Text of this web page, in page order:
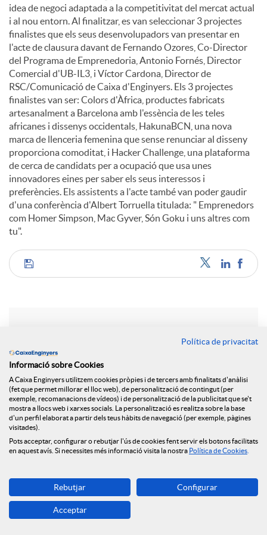
idea de negoci adaptada a la competitivitat del mercat actual
i al nou entorn. Al finalitzar, es van seleccionar 3 projectes
finalistes que els seus desenvolupadors van presentar en
l'acte de clausura davant de Fernando Ozores, Co-Director
del Programa de Emprenedoria, Antonio Fornés, Director
Comercial d'UB-IL3, i Víctor Cardona, Director de
RSC/Comunicació de Caixa d'Enginyers. Els 3 projectes
finalistes van ser: Colors d'Àfrica, productes fabricats
artesanalment a Barcelona amb l'essència de les teles
africanes i dissenys occidentals, HakunaBCN, una nova
marca de llenceria femenina que sense renunciar al disseny
proporciona comoditat, i Hacker Challenge, una plataforma
de cerca de candidats per a ocupació que usa unes
innovadores eines per saber els seus interessos i
preferències. Els assistents a l'acte també van poder gaudir
d'una conferència d'Albert Torruella titulada: " Emprenedors
com Homer Simpson, Mac Gyver, Són Goku i uns altres com
tu".
C
m
p
a
r
t
Notícies relacionades
Posem en marxa un nou espai web dedicat a la
salut financera
La Fundació Caixa Enginyers signa un acord de
col·laboració amb la UAB per a impulsar el
Participem en la jornada “Dones i Enginyeria:
Aprenent les STEAM a través del joc amb ENGINY-
era
La Fundació col·labora amb el programa de
Política de privacitat
Informació sobre Cookies
A Caixa Enginyers utilitzem cookies pròpies i de tercers amb finalitats d'anàlisi
(fet que permet millorar el lloc web), de personalització de contingut (per
exemple, recomanacions de vídeos) i de personalització de la publicitat que se't
mostra a llocs web i xarxes socials. La personalització es realitza sobre la base
d'un perfil elaborat a partir dels teus hàbits de navegació (per exemple, pàgines
visitades).
Pots acceptar, configurar o rebutjar l'ús de cookies fent servir els botons facilitats
en aquest avís. Si necessites més informació visita la nostra Política de Cookies
Rebutjar Configurar
Acceptar